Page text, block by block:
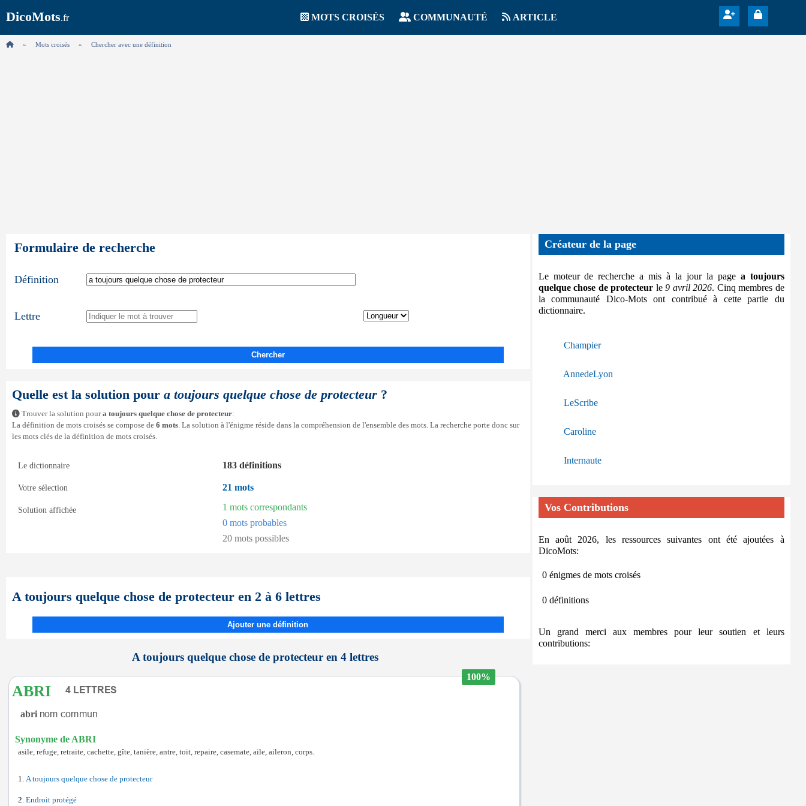
DicoMots.fr MOTS CROISÉS COMMUNAUTÉ ARTICLE
Mots croisés Chercher avec une définition
Formulaire de recherche
Définition
Lettre
Chercher
Quelle est la solution pour a toujours quelque chose de protecteur ?
Trouver la solution poura toujours quelque chose de protecteur:
La définition de mots croisés se compose de 6 mots. La solution à l'énigme réside dans la compréhension de l'ensemble des mots. La recherche porte donc sur
les mots clés de la définition de mots croisés.
Le dictionnaire 183 définitions
Votre sélection 21 mots
Solution affichée
1 mots correspondants
0 mots probables
20 mots possibles
A toujours quelque chose de protecteur en 2 à 6 lettres
Ajouter une définition
A toujours quelque chose de protecteur en 4 lettres
100%
ABRI
abri
Synonyme de ABRI
asile, refuge, retraite, cachette, gîte, tanière, antre, toit, repaire, casemate, aile, aileron, corps.
A toujours quelque chose de protecteur
Endroit protégé
Créateur de la page
Le moteur de recherche a mis à la jour la page a toujours
quelque chose de protecteur le9 avril 2026. Cinq membres de
la communauté Dico-Mots ont contribué à cette partie du
dictionnaire.
Champier
AnnedeLyon
LeScribe
Caroline
Internaute
Vos Contributions
En août 2026, les ressources suivantes ont été ajoutées à
DicoMots:
0 énigmes de mots croisés
0 définitions
Un grand merci aux membres pour leur soutien et leurs
contributions: